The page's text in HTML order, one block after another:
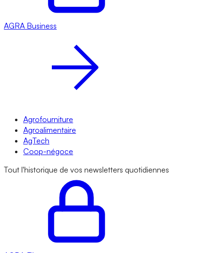
AGRA Business
Agrofourniture
Agroalimentaire
AgTech
Coop-négoce
Tout l'historique de vos newsletters quotidiennes